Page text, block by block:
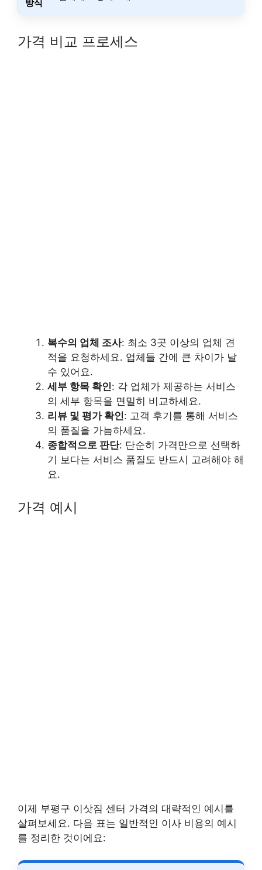
방식
가격 비교 프로세스
복수의 업체 조사: 최소 3곳 이상의 업체 견
적을 요청하세요. 업체들 간에 큰 차이가 날
수 있어요.
세부 항목 확인: 각 업체가 제공하는 서비스
의 세부 항목을 면밀히 비교하세요.
리뷰 및 평가 확인: 고객 후기를 통해 서비스
의 품질을 가늠하세요.
종합적으로 판단: 단순히 가격만으로 선택하
기 보다는 서비스 품질도 반드시 고려해야 해
요.
가격 예시
이제 부평구 이삿짐 센터 가격의 대략적인 예시를
살펴보세요. 다음 표는 일반적인 이사 비용의 예시
를 정리한 것이에요: